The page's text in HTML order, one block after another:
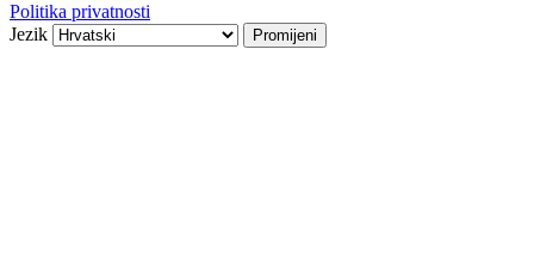
Politika privatnosti
Jezik